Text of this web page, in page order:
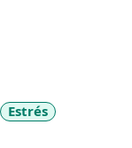
Estrés